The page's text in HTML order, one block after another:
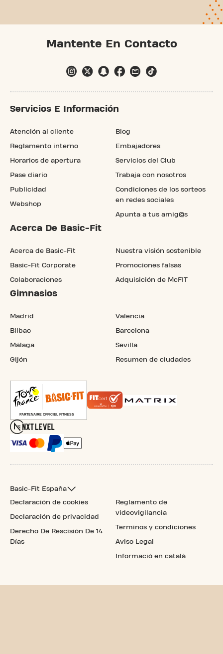
Mantente En Contacto
Servicios E Información
Atención al cliente
Reglamento interno
Horarios de apertura
Pase diario
Publicidad
Webshop
Blog
Embajadores
Servicios del Club
Trabaja con nosotros
Condiciones de los sorteos
en redes sociales
Apunta a tus amig@s
Acerca De Basic-Fit
Acerca de Basic-Fit
Basic-Fit Corporate
Colaboraciones
Nuestra visión sostenible
Promociones falsas
Adquisición de McFIT
Gimnasios
Madrid
Bilbao
Málaga
Gijón
Valencia
Barcelona
Sevilla
Resumen de ciudades
Basic-Fit España
Declaración de cookies
Declaración de privacidad
Derecho De Rescisión De 14
Días
Reglamento de
videovigilancia
Terminos y condiciones
Aviso Legal
Informació en català